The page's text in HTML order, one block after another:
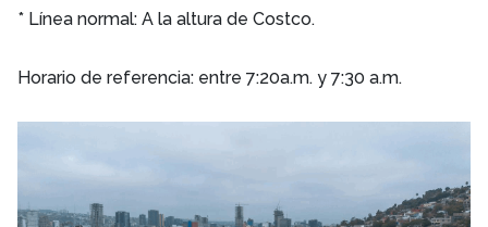
* Línea normal: A la altura de Costco.
Horario de referencia: entre 7:20a.m. y 7:30 a.m.